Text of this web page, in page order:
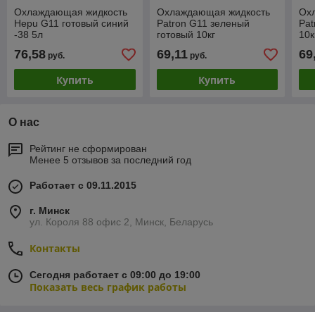
Охлаждающая жидкость
Hepu G11 готовый синий
-38 5л
76,58 руб.
Купить
Охлаждающая жидкость
Patron G11 зеленый
готовый 10кг
69,11руб.
Купить
О нас
Рейтинг не сформирован
Менее 5 отзывов за последний год
Работает с 09.11.2015
г. Минск
ул. Короля 88 офис 2, Минск, Беларусь
Контакты
Сегодня работает с 09:00 до 19:00
Показать весь график работы